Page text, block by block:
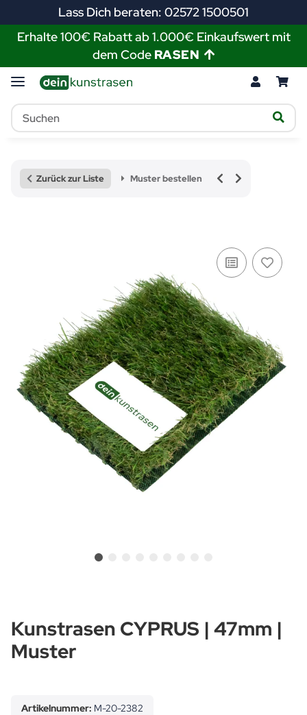
Lass Dich beraten: 02572 1500501
Erhalte 100€ Rabatt ab 1.000€ Einkaufswert mit
dem Code RASEN
Zurück zur Liste Muster bestellen
Kunstrasen CYPRUS | 47mm |
Muster
Artikelnummer: M-20-2382